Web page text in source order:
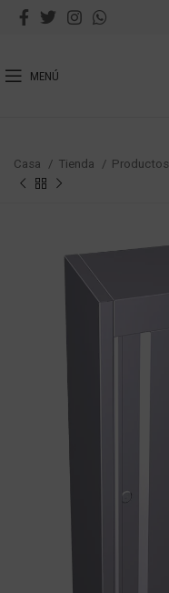
MENÚ
Casa Tienda Productos